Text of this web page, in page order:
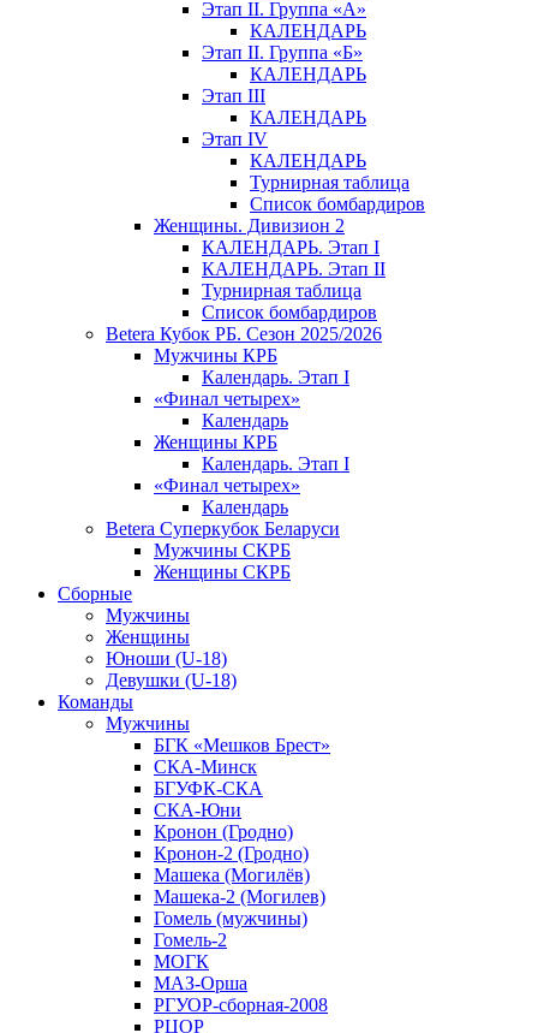
Этап II. Группа «А»
КАЛЕНДАРЬ
Этап II. Группа «Б»
КАЛЕНДАРЬ
Этап III
КАЛЕНДАРЬ
Этап IV
КАЛЕНДАРЬ
Турнирная таблица
Список бомбардиров
Женщины. Дивизион 2
КАЛЕНДАРЬ. Этап I
КАЛЕНДАРЬ. Этап II
Турнирная таблица
Список бомбардиров
Betera Кубок РБ. Сезон 2025/2026
Мужчины КРБ
Календарь. Этап I
«Финал четырех»
Календарь
Женщины КРБ
Календарь. Этап I
«Финал четырех»
Календарь
Betera Суперкубок Беларуси
Мужчины СКРБ
Женщины СКРБ
Сборные
Мужчины
Женщины
Юноши (U-18)
Девушки (U-18)
Команды
Мужчины
БГК «Мешков Брест»
СКА-Минск
БГУФК-СКА
СКА-Юни
Кронон (Гродно)
Кронон-2 (Гродно)
Машека (Могилёв)
Машека-2 (Могилев)
Гомель (мужчины)
Гомель-2
МОГК
МАЗ-Орша
РГУОР-сборная-2008
РЦОР